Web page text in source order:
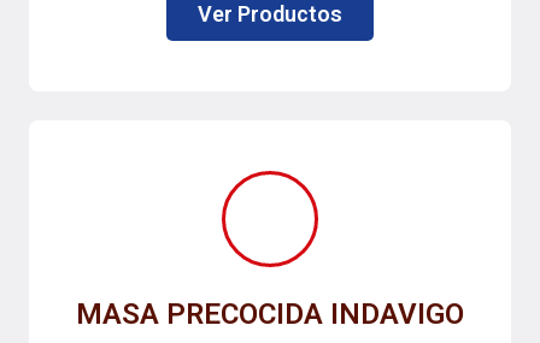
Ver Productos
MASA PRECOCIDA INDAVIGO